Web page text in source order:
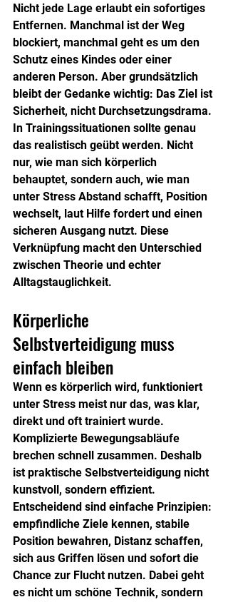
Nicht jede Lage erlaubt ein sofortiges
Entfernen. Manchmal ist der Weg
blockiert, manchmal geht es um den
Schutz eines Kindes oder einer
anderen Person. Aber grundsätzlich
bleibt der Gedanke wichtig: Das Ziel ist
Sicherheit, nicht Durchsetzungsdrama.
In Trainingssituationen sollte genau
das realistisch geübt werden. Nicht
nur, wie man sich körperlich
behauptet, sondern auch, wie man
unter Stress Abstand schafft, Position
wechselt, laut Hilfe fordert und einen
sicheren Ausgang nutzt. Diese
Verknüpfung macht den Unterschied
zwischen Theorie und echter
Alltagstauglichkeit.
Körperliche
Selbstverteidigung muss
einfach bleiben
Wenn es körperlich wird, funktioniert
unter Stress meist nur das, was klar,
direkt und oft trainiert wurde.
Komplizierte Bewegungsabläufe
brechen schnell zusammen. Deshalb
ist praktische Selbstverteidigung nicht
kunstvoll, sondern effizient.
Entscheidend sind einfache Prinzipien:
empfindliche Ziele kennen, stabile
Position bewahren, Distanz schaffen,
sich aus Griffen lösen und sofort die
Chance zur Flucht nutzen. Dabei geht
es nicht um schöne Technik, sondern